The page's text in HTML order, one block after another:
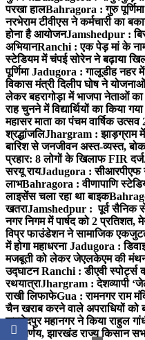
परखा हालBahragora : गुरु पूर्णिमा
नरभेराम टीवीएस ने कर्मचारी का
होना है आयोजनJamshedpur :
अभियानRanchi : एक पेड़ मां के
स्टेडियम में चंपई सोरेन ने बढ़ाया
पूर्णिमाJadugora : गालूडीह नहर में
विकास मंत्री दिलीप घोष ने
लेकर बहरागोड़ा में भाजपा नेताओं
राह चुनने में विद्यार्थियों का किया गया
महासर माता का पंचम वार्षिक उत्सव
श्रद्धांजलिJhargram : झाड़ग्राम में
बारिश से जनजीवन अस्त-व्यस्त,
प्रहार: 8 लोगों के खिलाफ FIR दर्ज
सरयू रायJadugora : सीआरपीएफ
लाभBahragora : वीणापाणि
लाइसेंस चला रहा था बाइक
खतराJamshedpur : पूर्व सैनिक
नगर निगम में पार्षद को 2
विप्र फाउंडेशन ने सामाजिक
में होगा महाधरनाJadugora :
मजबूती को लेकर जेएलकेएम की
उद्घाटनRanchi : डीएवी स्पोर्ट्स
रथयात्राJhargram : देशव्यापी
राखी लिफाफेGua : रामनगर राम
चैन खराब करने वाले अपराधियों को
जमशेदपुर महानगर ने किया राहुल
का निर्णय, झारखंड राज्य